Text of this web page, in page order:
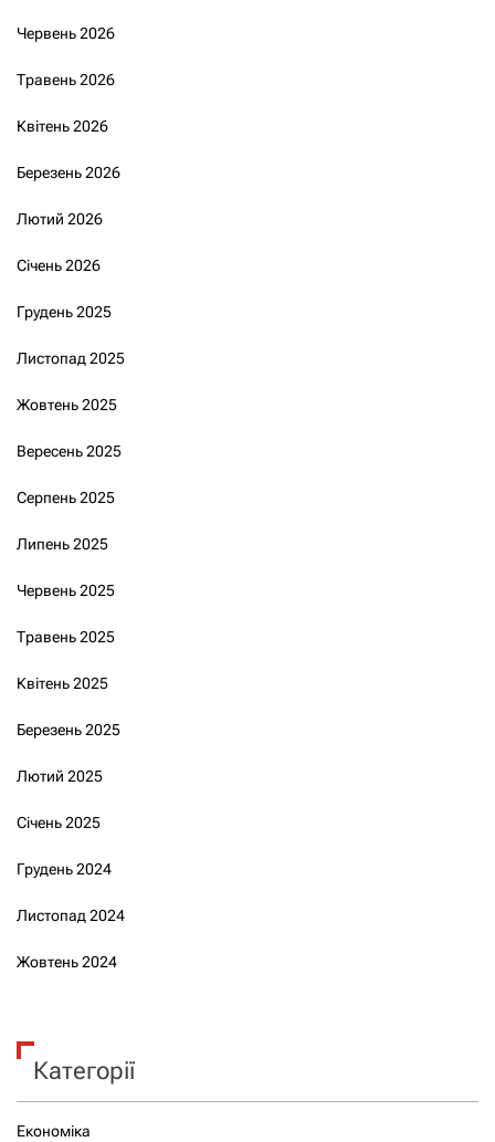
Червень 2026
Травень 2026
Квітень 2026
Березень 2026
Лютий 2026
Січень 2026
Грудень 2025
Листопад 2025
Жовтень 2025
Вересень 2025
Серпень 2025
Липень 2025
Червень 2025
Травень 2025
Квітень 2025
Березень 2025
Лютий 2025
Січень 2025
Грудень 2024
Листопад 2024
Жовтень 2024
Категорії
Економіка